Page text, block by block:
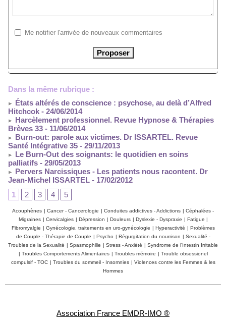
Association France EMDR-IMO ®
Me notifier l'arrivée de nouveaux commentaires
Dans la même rubrique :
États altérés de conscience : psychose, au delà d’Alfred
Hitchcok - 24/06/2014
Harcèlement professionnel. Revue Hypnose & Thérapies
Brèves 33 - 11/06/2014
Burn-out: parole aux victimes. Dr ISSARTEL. Revue
Santé Intégrative 35 - 29/11/2013
Le Burn-Out des soignants: le quotidien en soins
palliatifs - 29/05/2013
Pervers Narcissiques - Les patients nous racontent. Dr
Jean-Michel ISSARTEL - 17/02/2012
1
2 3 4 5
Acouphènes | Cancer - Cancerologie | Conduites addictives - Addictions | Céphalées -
Migraines | Cervicalgies | Dépression | Douleurs | Dyslexie - Dyspraxie | Fatigue |
Fibromyalgie | Gynécologie, traitements en uro-gynécologie | Hyperactivité | Problèmes
de Couple - Thérapie de Couple | Psycho | Régurgitation du nourrison | Sexualité -
Troubles de la Sexualité | Spasmophilie | Stress - Anxiété | Syndrome de l'Intestin Irritable
| Troubles Comportements Alimentaires | Troubles mémoire | Trouble obsessionel
compulsif - TOC | Troubles du sommeil - Insomnies | Violences contre les Femmes & les
Hommes